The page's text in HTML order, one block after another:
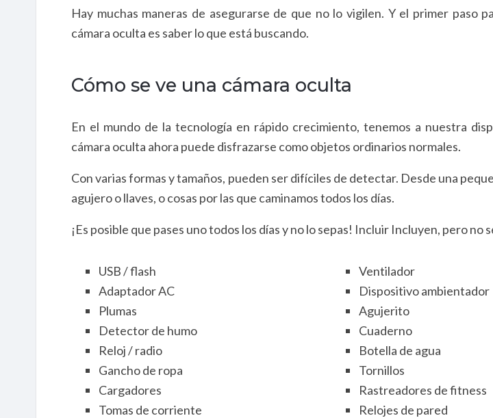
Hay muchas maneras de asegurarse de que no lo vigilen. Y el primer paso
cámara oculta es saber lo que está buscando.
Cómo se ve una cámara oculta
En el mundo de la tecnología en rápido crecimiento, tenemos a nuestra
cámara oculta ahora puede disfrazarse como objetos ordinarios normales.
Con varias formas y tamaños, pueden ser difíciles de detectar. Desde una
agujero o llaves, o cosas por las que caminamos todos los días.
¡Es posible que pases uno todos los días y no lo sepas! Incluir Incluyen, pero no
USB / flash
Adaptador AC
Plumas
Detector de humo
Reloj / radio
Gancho de ropa
Cargadores
Tomas de corriente
Ventilador
Dispositivo ambientador
Agujerito
Cuaderno
Botella de agua
Tornillos
Rastreadores de fitness
Relojes de pared